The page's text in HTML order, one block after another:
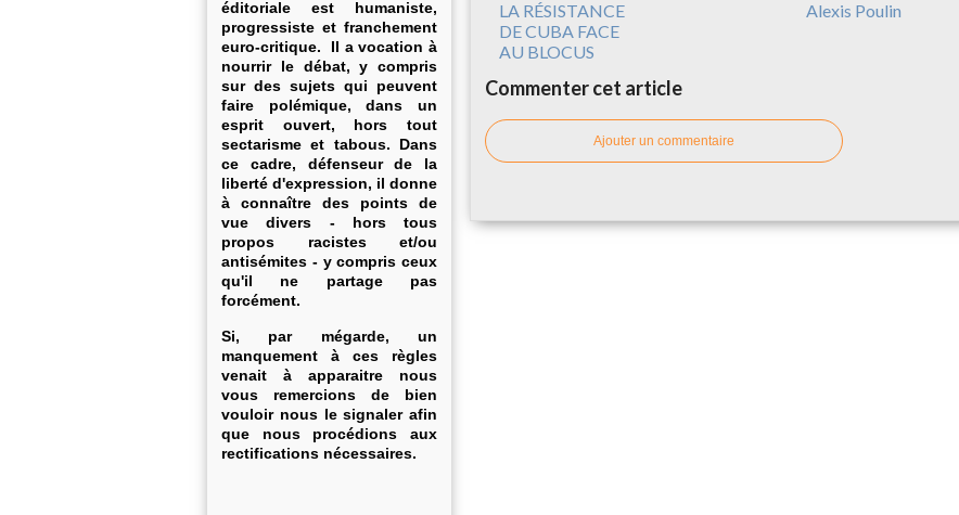
éditoriale est humaniste,
progressiste et franchement
euro-critique. Il a vocation à
nourrir le débat, y compris
sur des sujets qui peuvent
faire polémique, dans un
esprit ouvert, hors tout
sectarisme et tabous. Dans
ce cadre, défenseur de la
liberté d'expression, il donne
à connaître des points de
vue divers - hors tous
propos racistes et/ou
antisémites - y compris ceux
qu'il ne partage pas
forcément.
Si, par mégarde, un
manquement à ces règles
venait à apparaitre nous
vous remercions de bien
vouloir nous le signaler afin
que nous procédions aux
rectifications nécessaires.
LA RÉSISTANCE
DE CUBA FACE
AU BLOCUS
Alexis Poulin
Commenter cet article
Ajouter un commentaire